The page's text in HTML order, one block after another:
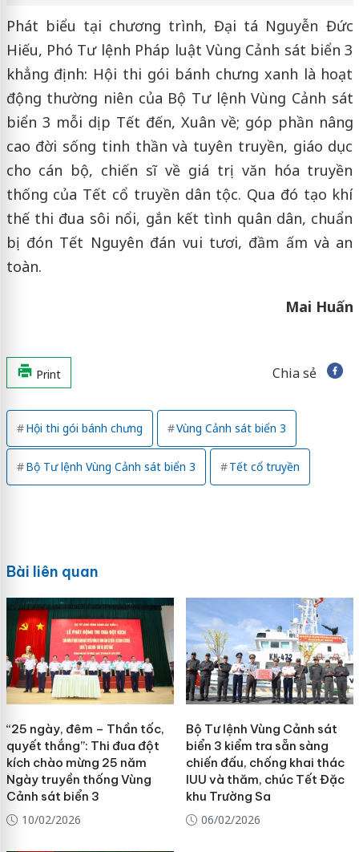
Phát biểu tại chương trình, Đại tá Nguyễn Đức
Hiếu, Phó Tư lệnh Pháp luật Vùng Cảnh sát biển 3
khẳng định: Hội thi gói bánh chưng xanh là hoạt
động thường niên của Bộ Tư lệnh Vùng Cảnh sát
biển 3 mỗi dịp Tết đến, Xuân về; góp phần nâng
cao đời sống tinh thần và tuyên truyền, giáo dục
cho cán bộ, chiến sĩ về giá trị văn hóa truyền
thống của Tết cổ truyền dân tộc. Qua đó tạo khí
thế thi đua sôi nổi, gắn kết tình quân dân, chuẩn
bị đón Tết Nguyên đán vui tươi, đầm ấm và an
toàn.
Mai Huấn
Print Chia sẻ
Hội thi gói bánh chưng Vùng Cảnh sát biển 3
Bộ Tư lệnh Vùng Cảnh sát biển 3 Tết cổ truyền
Bài liên quan
“25 ngày, đêm – Thần tốc,
quyết thắng”: Thi đua đột
kích chào mừng 25 năm
Ngày truyền thống Vùng
Cảnh sát biển 3
10/02/2026
Bộ Tư lệnh Vùng Cảnh sát
biển 3 kiểm tra sẵn sàng
chiến đấu, chống khai thác
IUU và thăm, chúc Tết Đặc
khu Trường Sa
06/02/2026